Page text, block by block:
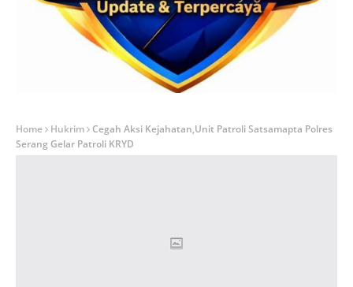
Home Hukrim Cegah Aksi Kejahatan,Unit Patroli Satsamapta Polres
Serang Gelar Patroli KRYD